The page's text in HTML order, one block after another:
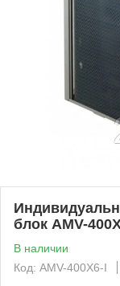
блок АMV-
В наличии
Код: АMV-400Х6-I